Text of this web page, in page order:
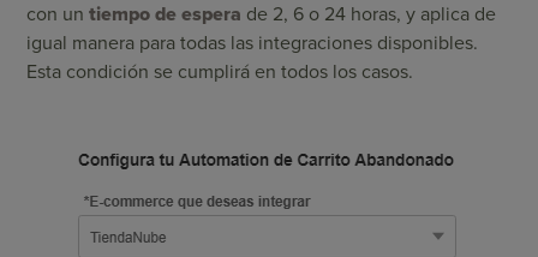
con untiempo de espera de 2, 6 o 24 horas, y aplica de
igual manera para todas las integraciones disponibles.
Esta condición se cumplirá en todos los casos.